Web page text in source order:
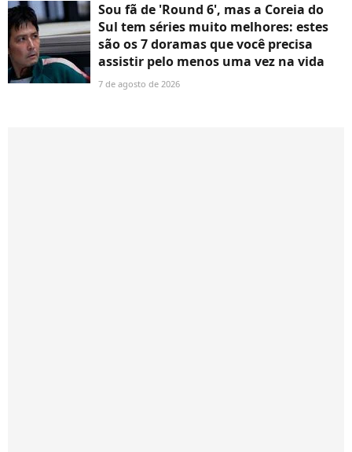
Sou fã de 'Round 6', mas a Coreia do
Sul tem séries muito melhores: estes
são os 7 doramas que você precisa
assistir pelo menos uma vez na vida
7 de agosto de 2026